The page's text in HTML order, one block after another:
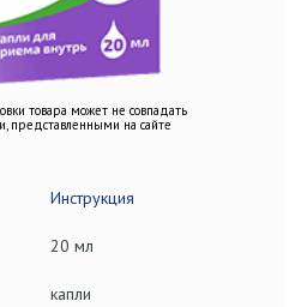
товара может не совпадать
представленными на сайте
Инструкция
20 мл
капли